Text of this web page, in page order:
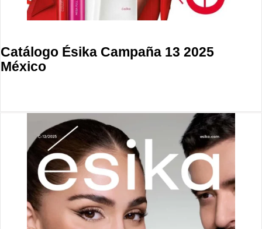
Catálogo Ésika Campaña 13 2025
México